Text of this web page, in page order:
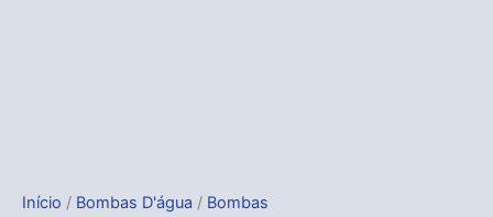
Início / Bombas D'água / Bombas